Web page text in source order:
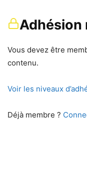
Adhésion
Vous devez être
contenu.
Voir les niveaux
Déjà membre ?